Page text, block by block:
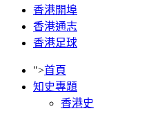
香港開埠
香港通志
香港足球
">首頁
知史專題
香港史